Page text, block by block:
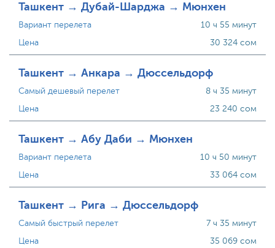
Ташкент → Дубай-Шарджа → Мюнхен
Вариант перелета
Цена
10 ч 55 минут
30 324 сом
Ташкент → Анкара → Дюссельдорф
Самый дешевый перелет
Цена
8 ч 35 минут
23 240 сом
Ташкент → Абу Даби → Мюнхен
Вариант перелета
Цена
10 ч 50 минут
33 064 сом
Ташкент → Рига → Дюссельдорф
Самый быстрый перелет
Цена
7 ч 35 минут
35 069 сом